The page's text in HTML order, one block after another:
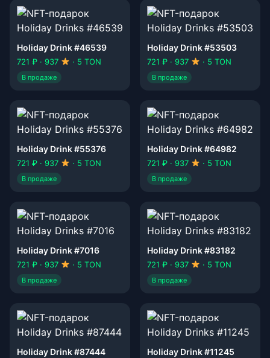
Holiday Drink #46539
721 ₽ · 937 · 5 TON
В продаже
Holiday Drink #53503
721 ₽ · 937 · 5 TON
В продаже
Holiday Drink #55376
721 ₽ · 937 · 5 TON
В продаже
Holiday Drink #64982
721 ₽ · 937 · 5 TON
В продаже
Holiday Drink #7016
721 ₽ · 937 · 5 TON
В продаже
Holiday Drink #83182
721 ₽ · 937 · 5 TON
В продаже
Holiday Drink #87444 Holiday Drink #11245